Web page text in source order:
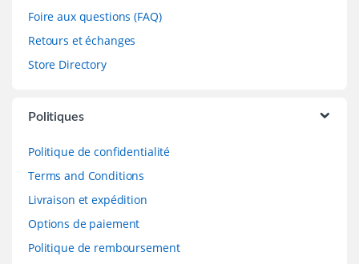
Foire aux questions (FAQ)
Retours et échanges
Store Directory
Politiques
Politique de confidentialité
Terms and Conditions
Livraison et expédition
Options de paiement
Politique de remboursement